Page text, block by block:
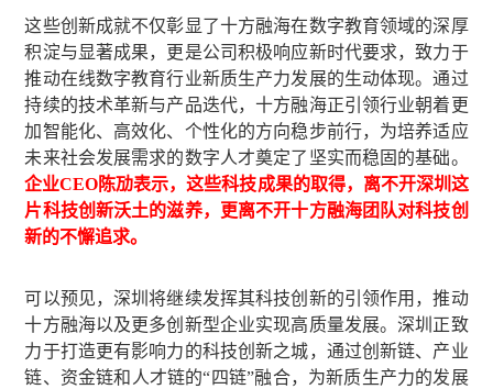
这些创新成就不仅彰显了十方融海在数字教育领域的深厚
积淀与显著成果，更是公司积极响应新时代要求，致力于
推动在线数字教育行业新质生产力发展的生动体现。通过
持续的技术革新与产品迭代，十方融海正引领行业朝着更
加智能化、高效化、个性化的方向稳步前行，为培养适应
未来社会发展需求的数字人才奠定了坚实而稳固的基础。
企业CEO陈劢表示，这些科技成果的取得，离不开深圳这
片科技创新沃土的滋养，更离不开十方融海团队对科技创
新的不懈追求。
可以预见，深圳将继续发挥其科技创新的引领作用，推动
十方融海以及更多创新型企业实现高质量发展。深圳正致
力于打造更有影响力的科技创新之城，通过创新链、产业
链、资金链和人才链的“四链”融合，为新质生产力的发展